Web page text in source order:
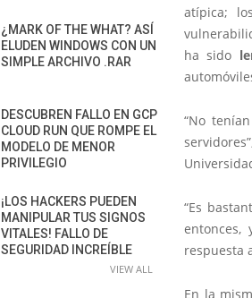
atípica;
ha sido
“No
“Es
respuesta
En la
¿MARK OF THE WHAT? ASÍ
ELUDEN WINDOWS CON UN
SIMPLE ARCHIVO .RAR
DESCUBREN FALLO EN GCP
CLOUD RUN QUE ROMPE EL
MODELO DE MENOR
PRIVILEGIO
¡LOS HACKERS PUEDEN
MANIPULAR TUS SIGNOS
VITALES! FALLO DE
SEGURIDAD INCREÍBLE
VIEW ALL